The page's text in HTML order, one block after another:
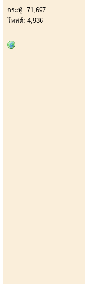
กระทู้: 71,697
โพสต์: 4,936